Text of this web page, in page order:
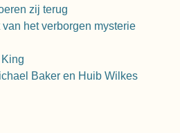
zij terug
van het verborgen mysterie
King
Baker en Huib Wilkes